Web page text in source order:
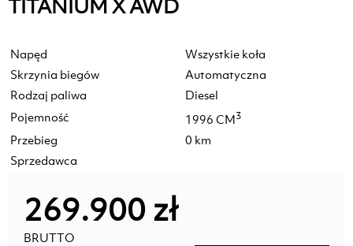
TITANIUM X AWD
Napęd
Wszystkie koła
Skrzynia biegów
Automatyczna
Rodzaj paliwa
Diesel
Pojemność
1996 CM3
Przebieg
0 km
Sprzedawca
269.900 zł
BRUTTO